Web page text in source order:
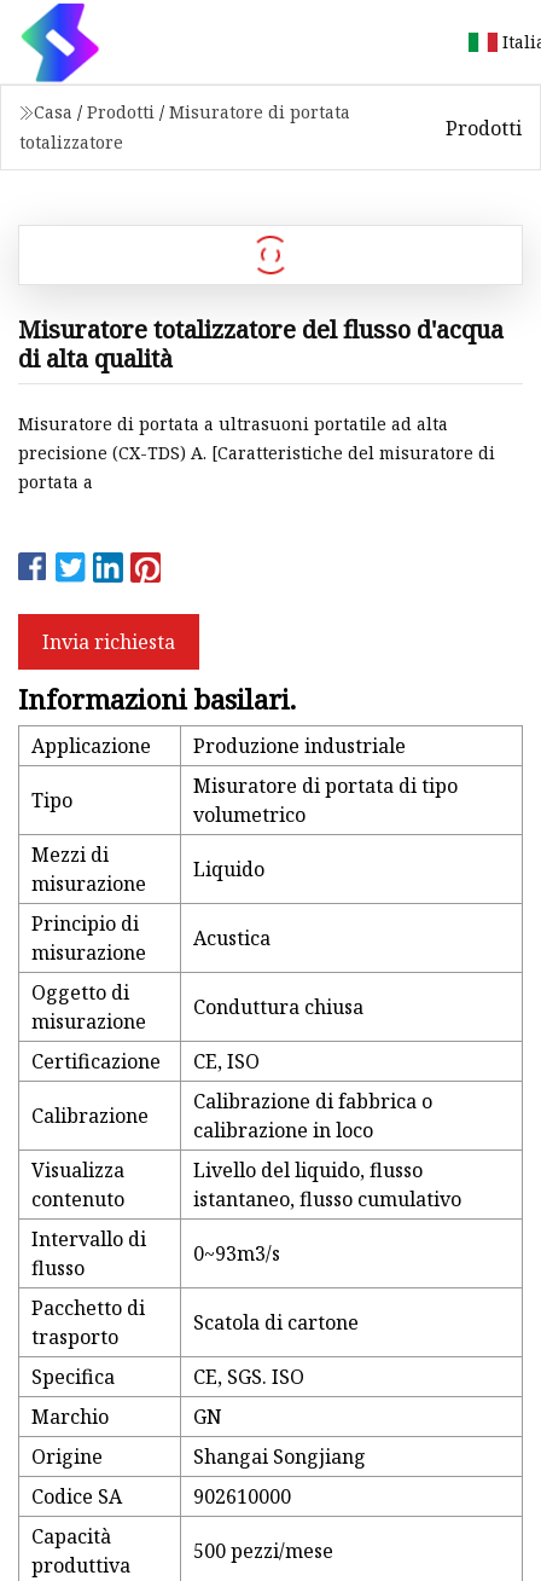
Casa / Prodotti / Misuratore di portata
totalizzatore
Prodotti
Misuratore totalizzatore del flusso d'acqua
di alta qualità
Misuratore di portata a ultrasuoni portatile ad alta
precisione (CX-TDS) A. [Caratteristiche del misuratore di
portata a
Invia richiesta
Informazioni basilari.
Applicazione Produzione industriale
Tipo
Misuratore di portata di tipo
volumetrico
Mezzi di
misurazione
Liquido
Principio di
misurazione
Acustica
Oggetto di
misurazione
Conduttura chiusa
Certificazione CE, ISO
Calibrazione
Calibrazione di fabbrica o
calibrazione in loco
Visualizza
contenuto
Livello del liquido, flusso
istantaneo, flusso cumulativo
Intervallo di
flusso
0~93m3/s
Pacchetto di
trasporto
Scatola di cartone
Specifica
CE, SGS. ISO
Marchio
GN
Origine
Shangai Songjiang
Codice SA
902610000
Capacità
produttiva
500 pezzi/mese